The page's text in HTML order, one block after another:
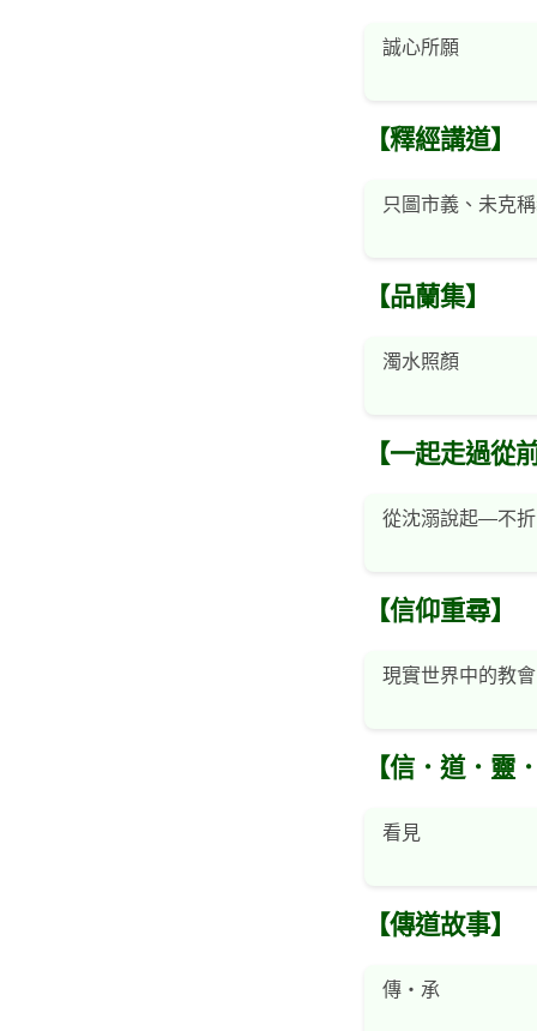
誠心所願
【釋經講道】
只圖市義、未克
【品蘭集】
濁水照顏
【一起走過從
從沈溺說起—不
【信仰重尋】
現實世界中的教會
【信．道．靈
看見
【傳道故事】
傳・承